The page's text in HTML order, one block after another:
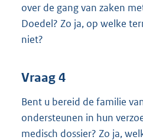
over de gang van zaken
Doedel? Zo ja, op welke
niet?
Vraag 4
Bent u bereid de familie
ondersteunen in hun
medisch dossier? Zo ja,